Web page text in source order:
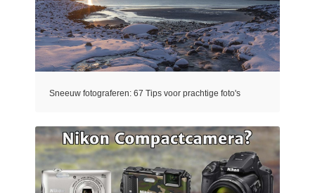
Sneeuw fotograferen: 67 Tips voor prachtige foto's